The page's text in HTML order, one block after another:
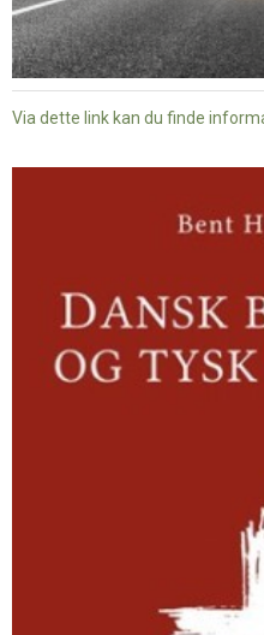
Via dette link kan du finde